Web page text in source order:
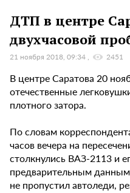
ДТП в центре
двухчасовой
21 ноября 2018, 09:34 2451
В центре Саратова 20
отечественные
плотного затора.
По словам
часов вечера на
столкнулись ВАЗ-2113 и
предварительным
не пропустил автоледи,